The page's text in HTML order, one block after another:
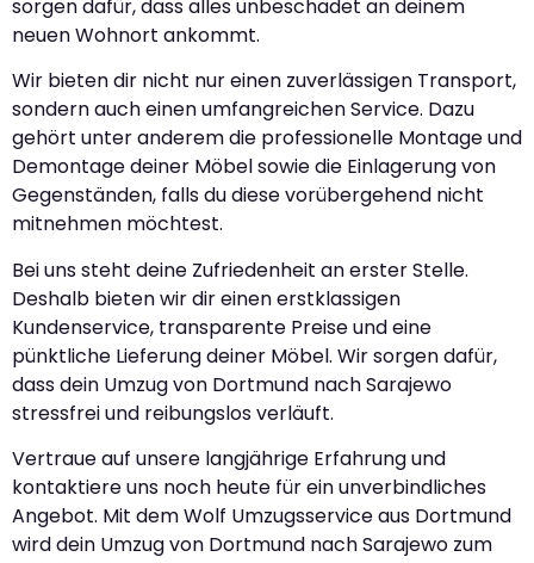
sorgen dafür, dass alles unbeschadet an deinem
neuen Wohnort ankommt.
Wir bieten dir nicht nur einen zuverlässigen Transport,
sondern auch einen umfangreichen Service. Dazu
gehört unter anderem die professionelle Montage und
Demontage deiner Möbel sowie die Einlagerung von
Gegenständen, falls du diese vorübergehend nicht
mitnehmen möchtest.
Bei uns steht deine Zufriedenheit an erster Stelle.
Deshalb bieten wir dir einen erstklassigen
Kundenservice, transparente Preise und eine
pünktliche Lieferung deiner Möbel. Wir sorgen dafür,
dass dein Umzug von Dortmund nach Sarajewo
stressfrei und reibungslos verläuft.
Vertraue auf unsere langjährige Erfahrung und
kontaktiere uns noch heute für ein unverbindliches
Angebot. Mit dem Wolf Umzugsservice aus Dortmund
wird dein Umzug von Dortmund nach Sarajewo zum